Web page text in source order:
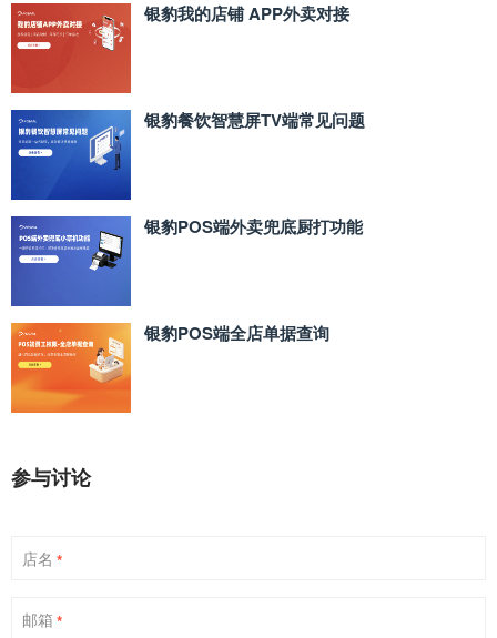
银豹我的店铺 APP外卖对接
银豹餐饮智慧屏TV端常见问题
银豹POS端外卖兜底厨打功能
银豹POS端全店单据查询
参与讨论
店名 *
邮箱 *